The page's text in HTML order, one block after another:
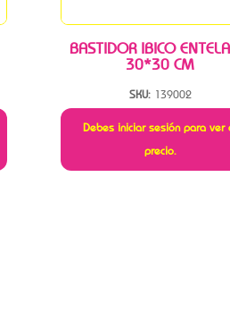
BASTIDOR IBICO
30*30 CM
SKU: 139002
Debes iniciar sesión para ver
precio.